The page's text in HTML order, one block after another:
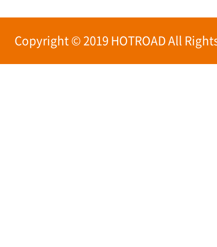
Copyright © 2019 HOTROAD All